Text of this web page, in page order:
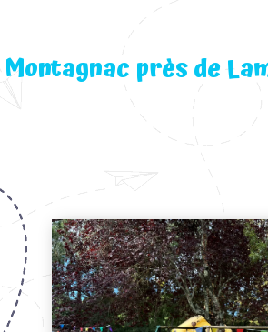
près de